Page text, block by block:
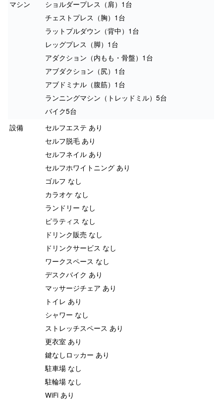
マシン
ショルダープレス（肩）1台
チェストプレス（胸）1台
ラットプルダウン（背中）1台
レッグプレス（脚）1台
アダクション（内もも・骨盤）1台
アブダクション（尻）1台
アブドミナル（腹筋）1台
ランニングマシン（トレッドミル）5台
バイク5台
設備
セルフエステ あり
セルフ脱毛 あり
セルフネイル あり
セルフホワイトニング あり
ゴルフ なし
カラオケ なし
ランドリー なし
ピラティス なし
ドリンク販売 なし
ドリンクサービス なし
ワークスペース なし
デスクバイク あり
マッサージチェア あり
トイレ あり
シャワー なし
ストレッチスペース あり
更衣室 あり
鍵なしロッカー あり
駐車場 なし
駐輪場 なし
WiFi あり